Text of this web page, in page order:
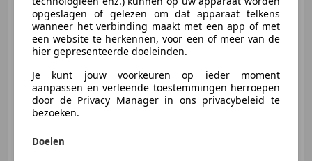
Citroen BX1.4 TE
*NOSTALGIE * APK 6-2028 *
€ 3.950
10/1988
opgeslagen of gelezen om dat apparaat telkens
wanneer het verbinding maakt met een app of met
een website te herkennen, voor een of meer van de
hier gepresenteerde doeleinden.
Je kunt jouw voorkeuren op ieder moment
aanpassen en verleende toestemmingen herroepen
door de Privacy Manager in ons privacybeleid te
bezoeken.
Doelen